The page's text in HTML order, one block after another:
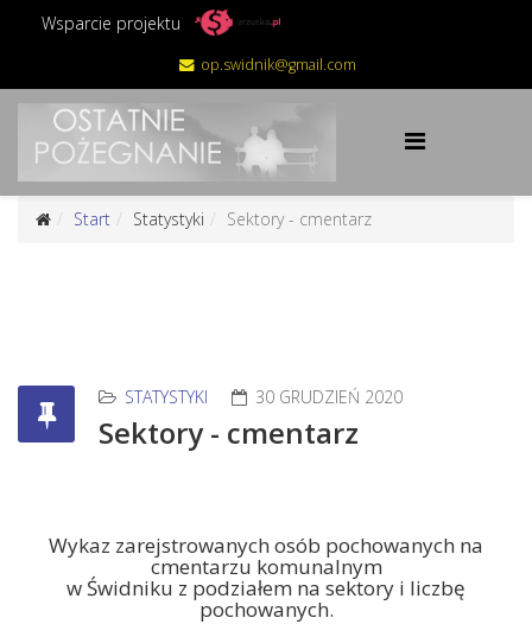
Wsparcie projektu
op.swidnik@gmail.com
Start Statystyki Sektory - cmentarz
STATYSTYKI 30 GRUDZIEŃ 2020
Sektory - cmentarz
Wykaz zarejstrowanych osób pochowanych na
cmentarzu komunalnym
w Świdniku z podziałem na sektory i liczbę
pochowanych.